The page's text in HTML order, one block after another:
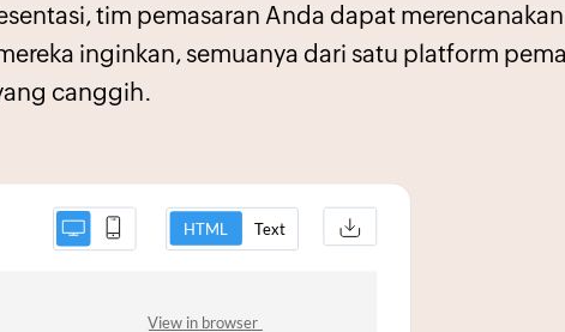
tim pemasaran Anda dapat
inginkan, semuanya dari satu platform
canggih.